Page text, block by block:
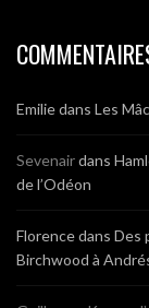
Emiliedans Les
Sevenairdans
de l’Odéon
Florencedans Des
Birchwood à